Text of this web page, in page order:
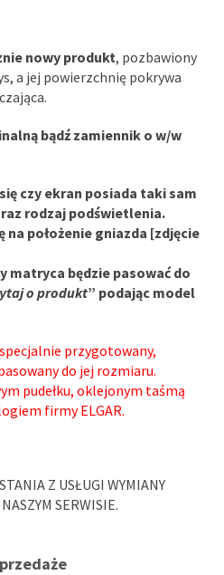
nowy produkt, pozbawiony
a jej powierzchnię pokrywa
bądź zamiennik o w/w
czy ekran posiada taki sam
rodzaj podświetlenia.
na położenie gniazda [zdjęcie
matryca będzie pasować do
o produkt” podając model
przygotowany,
do jej rozmiaru.
pudełku, oklejonym taśmą
firmy ELGAR.
Z USŁUGI WYMIANY
SERWISIE.